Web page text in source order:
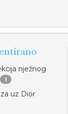
nježnog
1
uz Dior